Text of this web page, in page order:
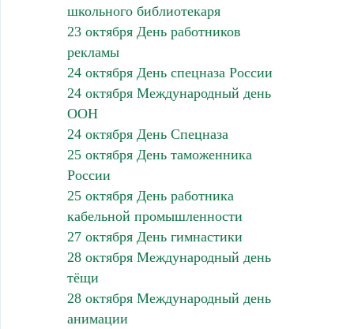
школьного библиотекаря
23 октября День работников
рекламы
24 октября День спецназа России
24 октября Международный день
ООН
24 октября День Спецназа
25 октября День таможенника
России
25 октября День работника
кабельной промышленности
27 октября День гимнастики
28 октября Международный день
тёщи
28 октября Международный день
анимации